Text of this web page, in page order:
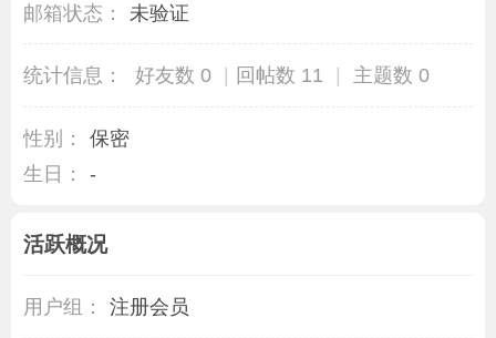
邮箱状态： 未验证
统计信息： 好友数 0 回帖数 11 主题数 0
性别：
保密
生日：
-
活跃概况
用户组： 注册会员